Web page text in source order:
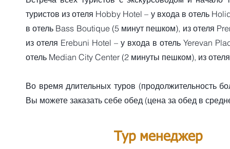
туристов из отеля Hobby Hotel – у входа в отель
в отель Bass Boutique (5 минут пешком), из отеля
из отеля Erebuni Hotel – у входа в отель Yerevan
отель Median City Center (2 минуты пешком), из
Во время длительных туров (продолжительность
Вы можете заказать себе обед (цена за обед в
Тур менеджер